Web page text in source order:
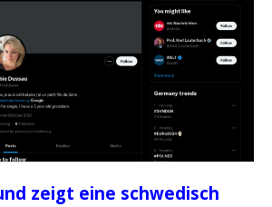
zeigt eine schwedisch